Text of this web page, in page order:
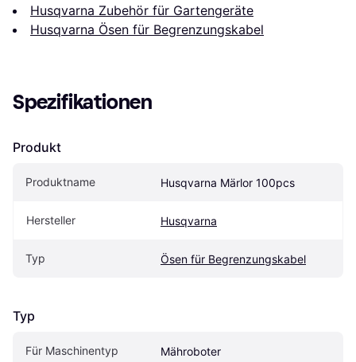
Husqvarna Zubehör für Gartengeräte
Husqvarna Ösen für Begrenzungskabel
Spezifikationen
Produkt
Produktname Husqvarna Märlor 100pcs
Hersteller Husqvarna
Typ Ösen für Begrenzungskabel
Typ
Für Maschinentyp Mähroboter